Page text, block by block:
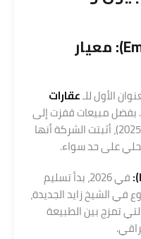
): معيار
عقارات
بفضل مبيعات قفزت إلى
(حسب تقارير أواخر 2025)، أثبتت الشركة أنها
على حد سواء.
:
في 2026، بدأ تسليم
في الشيخ زايد الجديدة،
تمزج بين الطبيعة